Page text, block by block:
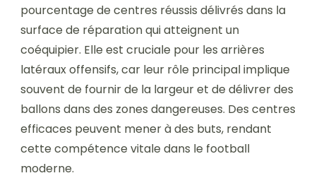
pourcentage de centres réussis délivrés dans la
surface de réparation qui atteignent un
coéquipier. Elle est cruciale pour les arrières
latéraux offensifs, car leur rôle principal implique
souvent de fournir de la largeur et de délivrer des
ballons dans des zones dangereuses. Des centres
efficaces peuvent mener à des buts, rendant
cette compétence vitale dans le football
moderne.